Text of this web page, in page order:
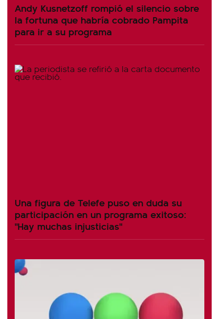
Andy Kusnetzoff rompió el silencio sobre
la fortuna que habría cobrado Pampita
para ir a su programa
Una figura de Telefe puso en duda su
participación en un programa exitoso:
"Hay muchas injusticias"